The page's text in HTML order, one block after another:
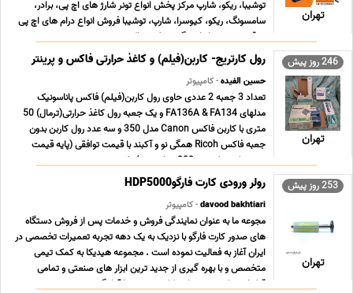
تهران
توشیبا، ریکو، شارپ مرکز پخش انواع تونر شارژ های اچ پی، برادر،
سامسونگ، ریکو، کیوسرا، شارپ، توشیبا فروش انواع درام های اچ پی
به قیمت عمده انواع مگنت، بلید، داکت ... ...
246 روز پیش
تهران
رول کارتریج- کاربن(فیلم) و کاغذ حرارتی فاکس و پرینتر
حسین الفیده- کامپیوتر
تعداد 3 جعبه 2 عددی حاوی رول کاربن(فیلم) فاکس پاناسونیک
مدلهای FA136A & FA134 و یک جعبه رول کاغذ حرارتی(ترمال) 50
متری با کاربن فاکس Canon مدل 350 و سه عدد رول کاربن بدون
جعبه فاکس Ricoh همگی نو و آکبند با قیمت توافقی (پایه قیمت
حدود یک میلیون و 200 هزار تومن) بفروش میرسد. تم ... ...
253 روز پیش
تهران
رولر ورودی کارت فارگوHDP5000
davood bakhtiari- کامپیوتر
مجوعه ما به عنوان نمایندگی فروش و خدمات پس از فروش دستگاه
های صدور کارت فارگو با نزدیک به یک دهه تجربه تعمیرات تخصصی در
ایران آغاز به فعالیت نموده است . مجموعه هیدیکا به کمک تیمی
متخصص و با بهره گیری از جدید ترین ابزار های صنعتی و تمامی
قطعات یدکی موجود این کارت پرینتر ها آمادگی ... ...